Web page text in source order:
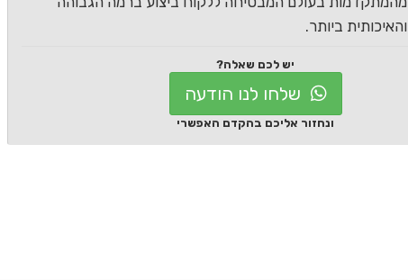
והאיכותית ביותר.
יש לכם שאלה?
שלחו לנו הודעה
ונחזור אליכם בהקדם האפשרי